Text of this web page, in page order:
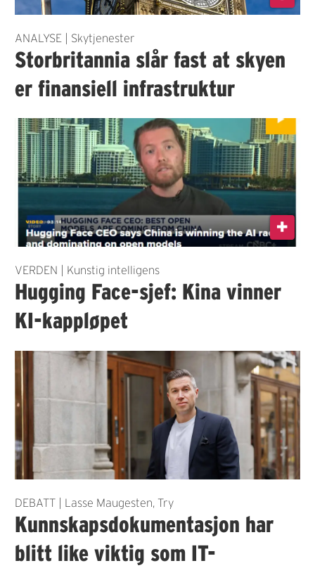
ANALYSE | Skytjenester
Storbritannia slår fast at skyen
er finansiell infrastruktur
VERDEN | Kunstig intelligens
Hugging Face-sjef: Kina vinner
KI-kappløpet
DEBATT | Lasse Maugesten, Try
Kunnskapsdokumentasjon har
blitt like viktig som IT-